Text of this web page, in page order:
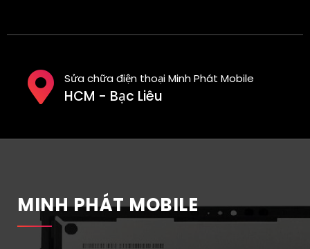
Sửa chữa điện thoại Minh Phát Mobile
HCM - Bạc Liêu
MINH PHÁT MOBILE